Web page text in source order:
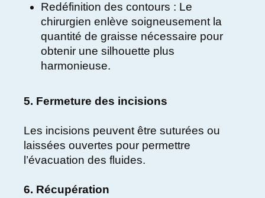
Redéfinition des contours : Le
chirurgien enlève soigneusement la
quantité de graisse nécessaire pour
obtenir une silhouette plus
harmonieuse.
5. Fermeture des incisions
Les incisions peuvent être suturées ou
laissées ouvertes pour permettre
l’évacuation des fluides.
6. Récupération